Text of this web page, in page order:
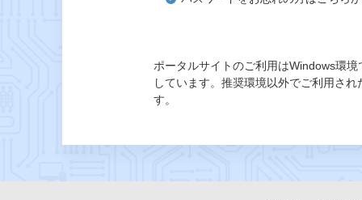
ポータルサイトのご利用はWindows環
しています。推奨環境以外でご利用さ
す。